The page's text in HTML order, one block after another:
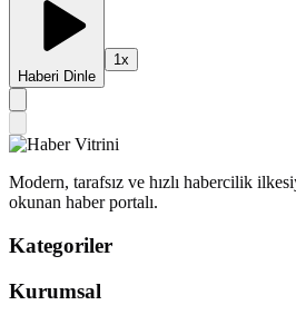
Haberi Dinle
1x
Modern, tarafsız ve hızlı habercilik
okunan haber portalı.
Kategoriler
Kurumsal